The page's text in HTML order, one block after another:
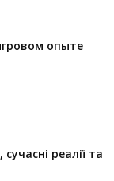
опыте
реалії та